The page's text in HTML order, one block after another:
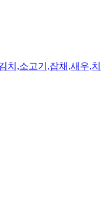
치,소고기,잡채,새우,치